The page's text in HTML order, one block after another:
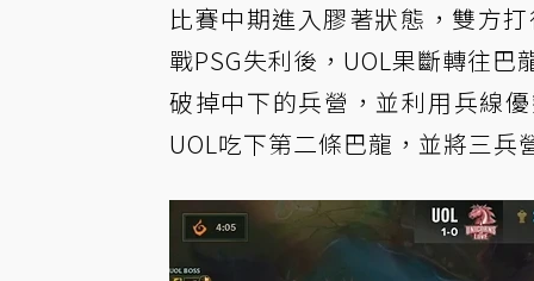
比賽中期進入膠著狀態，雙方
戰PSG失利後，UOL果斷轉往
破掉中下的兵營，並利用兵線
UOL吃下第二條巴龍，並將三兵